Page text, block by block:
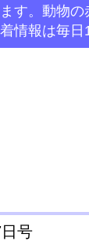
す。動物
情報は毎
号